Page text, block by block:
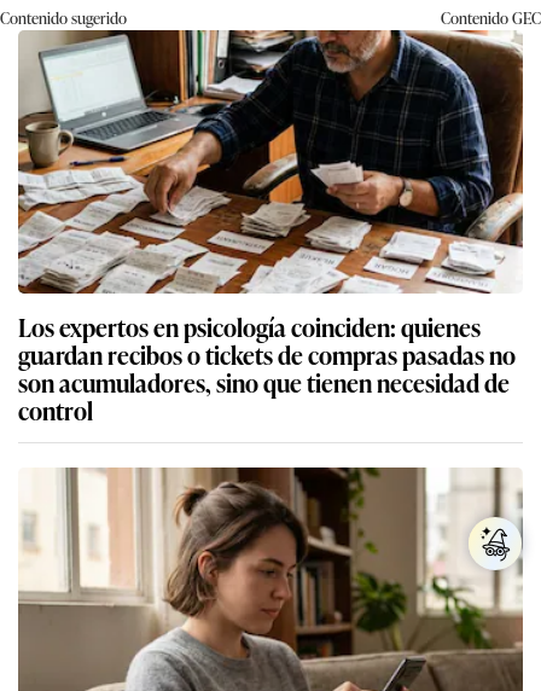
Contenido sugerido ContenidoGEC
Los expertos en psicología coinciden: quienes
guardan recibos o tickets de compras pasadas no
son acumuladores, sino que tienen necesidad de
control